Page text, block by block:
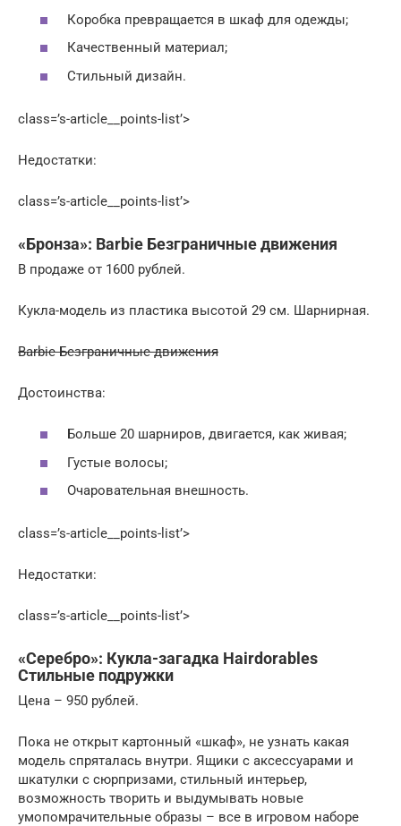
Коробка превращается в шкаф для одежды;
Качественный материал;
Стильный дизайн.
class=’s-article__points-list’>
Недостатки:
class=’s-article__points-list’>
«Бронза»: Barbie Безграничные движения
В продаже от 1600 рублей.
Кукла-модель из пластика высотой 29 см. Шарнирная.
Barbie Безграничные движения
Достоинства:
Больше 20 шарниров, двигается, как живая;
Густые волосы;
Очаровательная внешность.
class=’s-article__points-list’>
Недостатки:
class=’s-article__points-list’>
«Серебро»: Кукла-загадка Hairdorables
Стильные подружки
Цена – 950 рублей.
Пока не открыт картонный «шкаф», не узнать какая
модель спряталась внутри. Ящики с аксессуарами и
шкатулки с сюрпризами, стильный интерьер,
возможность творить и выдумывать новые
умопомрачительные образы – все в игровом наборе